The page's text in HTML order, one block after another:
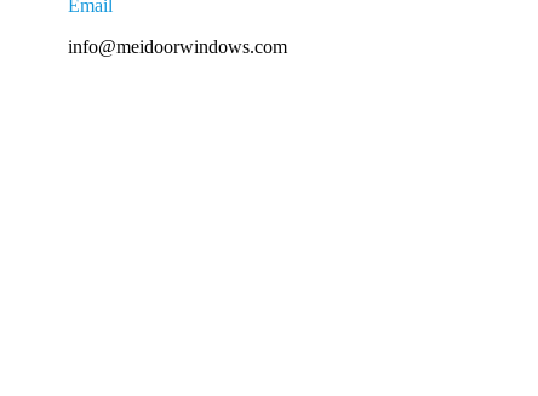
Email
info@meidoorwindows.com